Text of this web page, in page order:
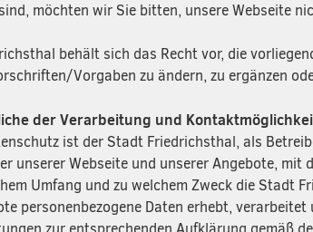
möchten wir Sie bitten, unsere Webseite
behält sich das Recht vor, die
Vorgaben zu ändern, zu ergänzen
der Verarbeitung und
ist der Stadt Friedrichsthal, als
unserer Webseite und unserer Angebote,
Umfang und zu welchem Zweck die Stadt
personenbezogene Daten erhebt,